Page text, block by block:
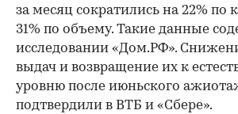
за месяц сократились на 22% по
31% по объему. Такие данные
исследовании «Дом.РФ».
выдач и возвращение их к
уровню после июньского
подтвердили в ВТБ и «Сбере».